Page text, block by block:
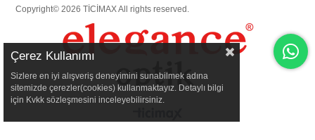
Copyright© 2026 TİCİMAX All rights reserved.
Çerez Kullanımı
Sizlere en iyi alışveriş deneyimini sunabilmek adına
sitemizde çerezler(cookies) kullanmaktayız. Detaylı bilgi
için Kvkk sözleşmesini inceleyebilirsiniz.